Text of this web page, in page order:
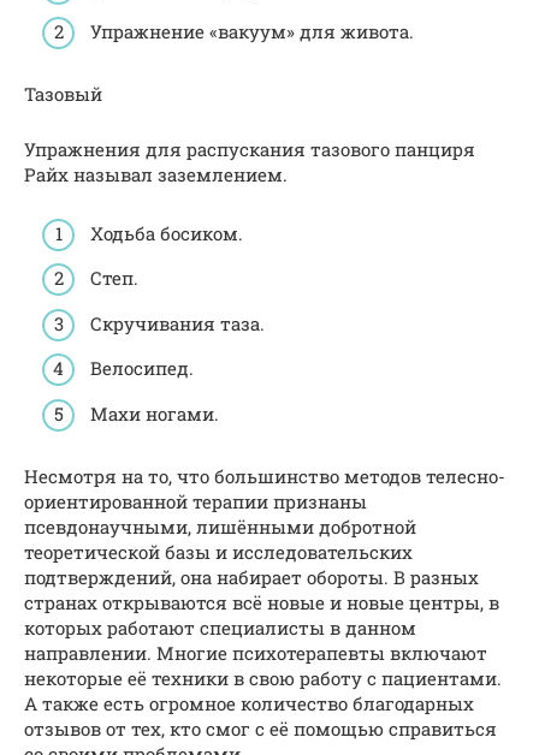
Упражнение «вакуум» для живота.
Тазовый
Упражнения для распускания тазового панциря
Райх называл заземлением.
Ходьба босиком.
Степ.
Скручивания таза.
Велосипед.
Махи ногами.
Несмотря на то, что большинство методов телесно-
ориентированной терапии признаны
псевдонаучными, лишёнными добротной
теоретической базы и исследовательских
подтверждений, она набирает обороты. В разных
странах открываются всё новые и новые центры, в
которых работают специалисты в данном
направлении. Многие психотерапевты включают
некоторые её техники в свою работу с пациентами.
А также есть огромное количество благодарных
отзывов от тех, кто смог с её помощью справиться